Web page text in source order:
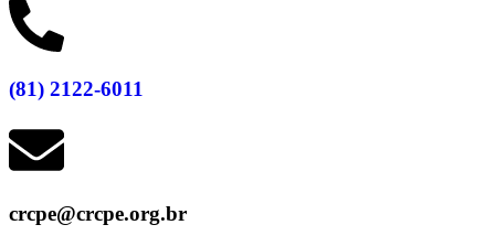
(81) 2122-6011
crcpe@crcpe.org.br